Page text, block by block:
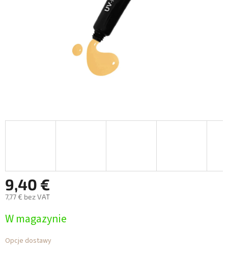
9,40 €
7,77 € bez VAT
jednostkowa:
W magazynie
Opcje dostawy